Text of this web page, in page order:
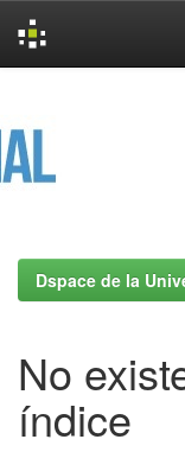
Dspace de la
No
índice